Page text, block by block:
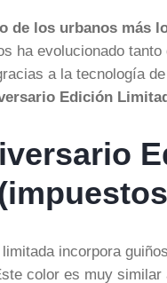
de los urbanos más
ha evolucionado
a la tecnología
Edición
incorpora
color es muy similar